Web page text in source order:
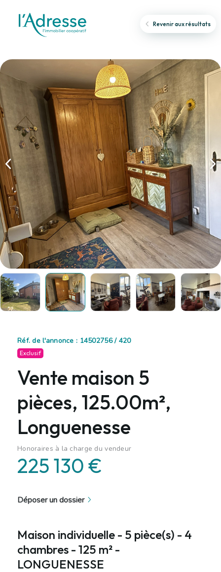
Revenir aux résultats
Réf. de l'annonce : 14502756 / 420
Exclusif
Vente maison 5
pièces, 125.00m²,
Longuenesse
Honoraires à la charge du vendeur
225 130 €
Déposer un dossier
Maison individuelle - 5 pièce(s) - 4
chambres - 125 m² -
LONGUENESSE